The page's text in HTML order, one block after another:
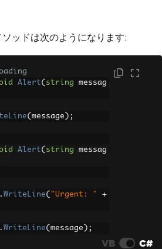
ッドは次のようになります:
Alert( string messag
( message );
Alert( string messag
. WriteLine( "Urgent: "
+
. WriteLine( message );
VB C#